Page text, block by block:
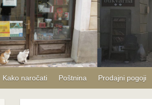
Kako naročati Poštnina Prodajni pogoji